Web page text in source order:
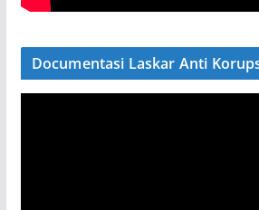
Documentasi Laskar Anti